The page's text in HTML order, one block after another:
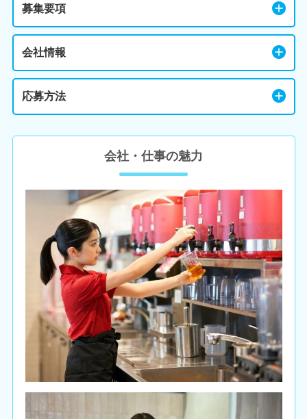
募集要項
会社情報
応募方法
会社・仕事の魅力